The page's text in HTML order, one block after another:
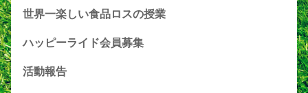
世界一楽しい食品ロスの授業
ハッピーライド会員募集
活動報告